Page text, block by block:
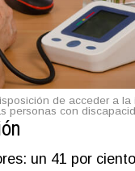
de acceder a la
personas con
un 41 por